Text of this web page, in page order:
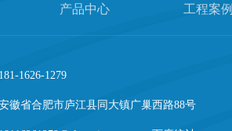
产品中心 工程案例
1626-1279
徽省合肥市庐江县同大镇广巢西路88号